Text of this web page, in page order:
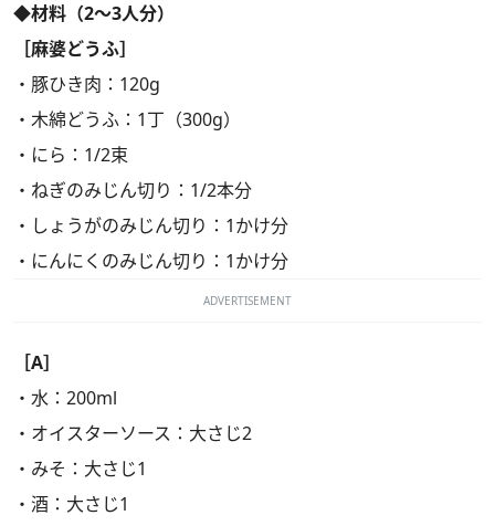
◆材料（2～3人分）
［麻婆どうふ］
・豚ひき肉：120g
・木綿どうふ：1丁（300g）
・にら：1/2束
・ねぎのみじん切り：1/2本分
・しょうがのみじん切り：1かけ分
・にんにくのみじん切り：1かけ分
ADVERTISEMENT
［A］
・水：200ml
・オイスターソース：大さじ2
・みそ：大さじ1
・酒：大さじ1